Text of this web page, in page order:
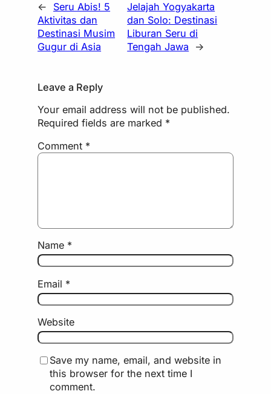
←
Seru Abis! 5
Aktivitas dan
Destinasi Musim
Gugur di Asia
Jelajah Yogyakarta
dan Solo: Destinasi
Liburan Seru di
Tengah Jawa
→
Leave a Reply
Your email address will not be published.
Required fields are marked *
Comment *
Name *
Email *
Website
Save my name, email, and website in
this browser for the next time I
comment.